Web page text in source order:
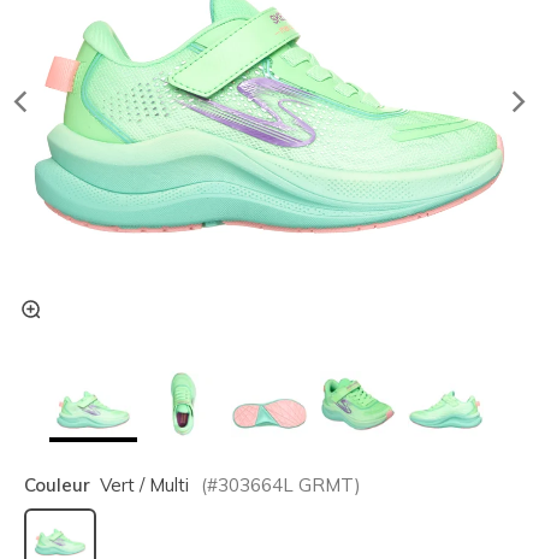
Couleur Vert / Multi (#303664L GRMT)